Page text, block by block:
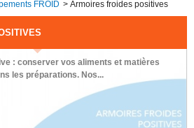
FROID > Armoires froides positives
: conserver vos aliments et matières
les préparations. Nos...